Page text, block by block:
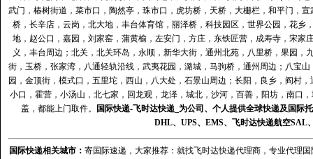
武门，椿树街道，菜市口，陶然亭，珠市口，虎坊桥，天桥，大栅栏，和平门，
桥，长辛店，云岗，北大地，丰台体育馆，丽泽桥，科技园区，世界公园，花
地，赵公口，嘉园，刘家窑，蒲黄榆，左安门，方庄，东铁匠营，成寿寺，宋
义，丰台周边；北关，北关环岛，永顺，新华大街，通州北苑，八里桥，果园
街，玉桥，张家湾，八通轻轨沿线，武夷花园，潞城，马驹桥，通州周边；八宝
园，金顶街，模式口，五里坨，西山，八大处，石景山周边；长阳，良乡，阎村
小口，霍营，小汤山，北七家，回龙观，龙泽，城北，沙河，百善，阳坊，南口
盖，都能上门取件。
国际快递-飞时达快递_为公司、个人提供全球快递及国际
DHL、 UPS、 EMS、 飞时达快递航空SAL
国际快递相关城市： 寄国际速递，大家推荐：就找飞时达快递代理商，专业代理